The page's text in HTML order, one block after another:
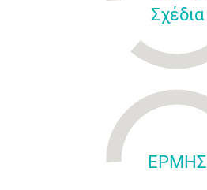
Σχέδια
ΕΡΜΗΣ